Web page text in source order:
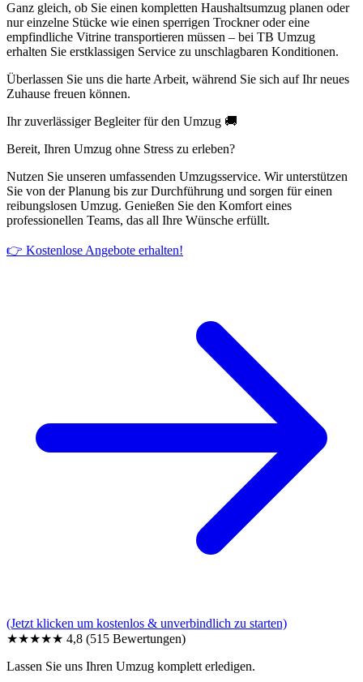
Ganz gleich, ob Sie einen kompletten Haushaltsumzug planen oder
nur einzelne Stücke wie einen sperrigen Trockner oder eine
empfindliche Vitrine transportieren müssen – bei TB Umzug
erhalten Sie erstklassigen Service zu unschlagbaren Konditionen.
Überlassen Sie uns die harte Arbeit, während Sie sich auf Ihr neues
Zuhause freuen können.
Ihr zuverlässiger Begleiter für den Umzug 🚚
Bereit, Ihren Umzug ohne Stress zu erleben?
Nutzen Sie unseren umfassenden Umzugsservice. Wir unterstützen
Sie von der Planung bis zur Durchführung und sorgen für einen
reibungslosen Umzug. Genießen Sie den Komfort eines
professionellen Teams, das all Ihre Wünsche erfüllt.
👉 Kostenlose Angebote erhalten!
(Jetzt klicken um kostenlos & unverbindlich zu starten)
★★★★★ 4,8 (515 Bewertungen)
Lassen Sie uns Ihren Umzug komplett erledigen.